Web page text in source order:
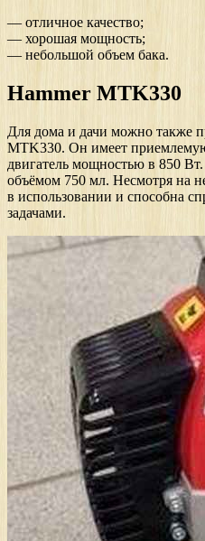
— отличное качество;
— хорошая мощность;
— небольшой объем бака.
Hammer MTK330
Для дома и дачи можно также
MTK330. Он имеет
двигатель мощностью в 850
объёмом 750 мл. Несмотря на
в использовании и способна
задачами.